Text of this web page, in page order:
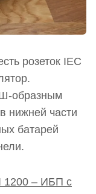
розеток IEC
образным
нижней части
батарей